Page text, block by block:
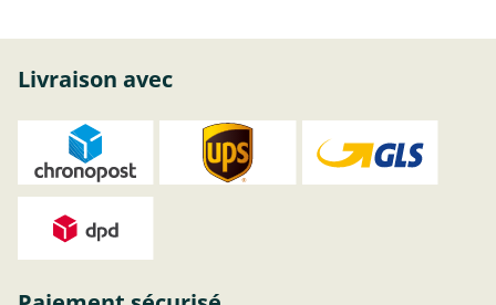
Livraison avec